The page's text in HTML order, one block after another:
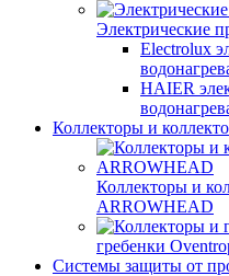
Электрические
Electrolux
HAIER
Коллекторы и
Коллекторы и
ARROWHEAD
гребенки
Системы защиты от